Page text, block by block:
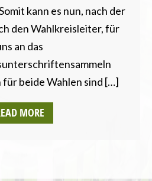
kann es nun, nach der
den Wahlkreisleiter, für
an das
beide Wahlen sind […]
MORE